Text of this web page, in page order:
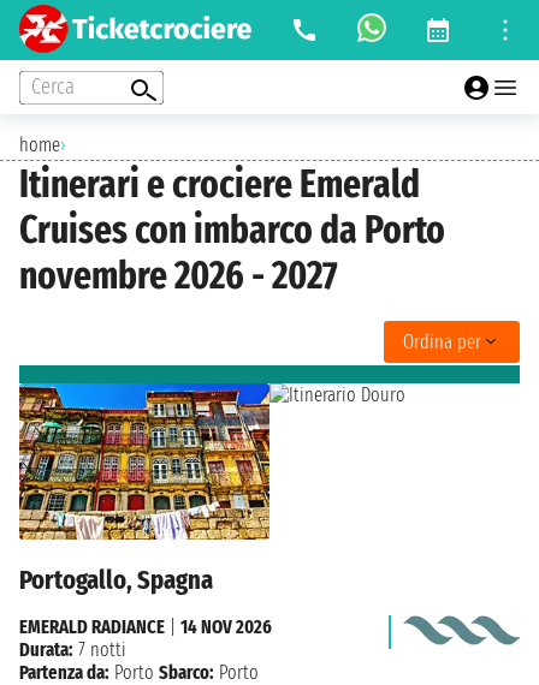
Cerca
home›
Itinerari e crociere Emerald
Cruises con imbarco da Porto
novembre 2026 - 2027
Ordina per
Portogallo, Spagna
EMERALD RADIANCE
14 NOV 2026
Durata: 7 notti
Partenza da: Porto Sbarco: Porto